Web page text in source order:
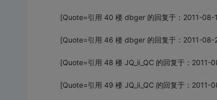
[Quote=引用 40 楼 dbger 的回复于：2011-
[Quote=引用 46 楼 dbger 的回复于：2011-
[Quote=引用 48 楼 JQ_ii_QC 的回复于：
[Quote=引用 49 楼 JQ_ii_QC 的回复于：